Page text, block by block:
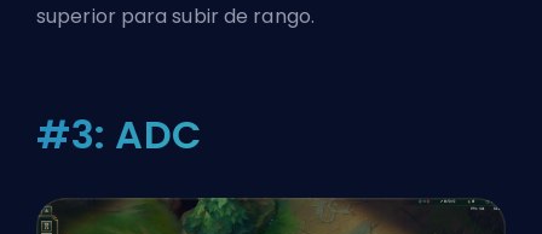
superior para subir de rango.
#3: ADC